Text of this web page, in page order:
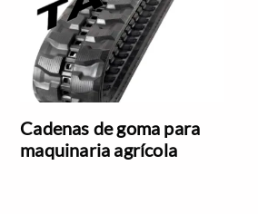
Cadenas de goma para
maquinaria agrícola